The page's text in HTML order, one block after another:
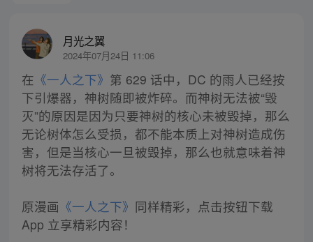
月光之翼
2024年07月24日 11:06
在 《一人之下》 第 629 话中，DC 的雨人已经按
下引爆器，神树随即被炸碎。而神树无法被“毁
灭”的原因是因为只要神树的核心未被毁掉，那么
无论树体怎么受损，都不能本质上对神树造成伤
害，但是当核心一旦被毁掉，那么也就意味着神
树将无法存活了。
原漫画 《一人之下》 同样精彩，点击按钮下载
App 立享精彩内容！